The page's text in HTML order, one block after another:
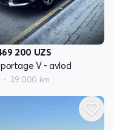
200 UZS
V - avlod
39 000 km